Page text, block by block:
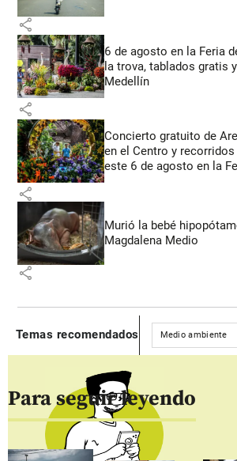
share
6 de agosto en la Feria
la trova, tablados gratis
Medellín
share
Concierto gratuito de
en el Centro y
este 6 de agosto en la
share
Murió la bebé
Magdalena Medio
share
Temas recomendados Medio ambiente
Para seguir leyendo